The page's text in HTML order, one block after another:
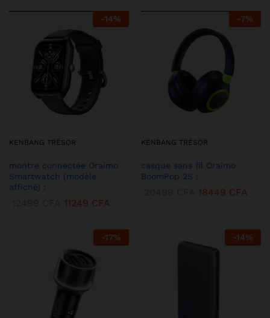
-14%
KENBANG TRÉSOR
montre connectée Oraimo
Smartwatch (modèle
affiché) :
11249 CFA
-7%
KENBANG TRÉSOR
casque sans fil Oraimo
BoomPop 2S :
18449 CFA
-17% -14%